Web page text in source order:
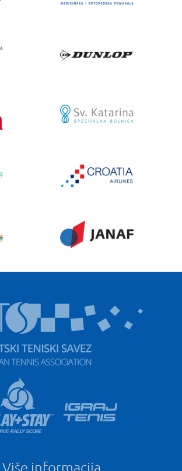
Više informacija